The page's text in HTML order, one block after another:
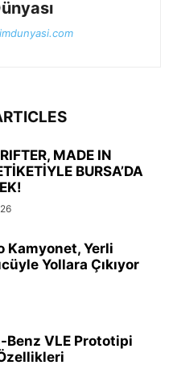
MADE IN
BURSA’DA
Kamyonet, Yerli
Yollara Çıkıyor
Benz VLE Prototipi